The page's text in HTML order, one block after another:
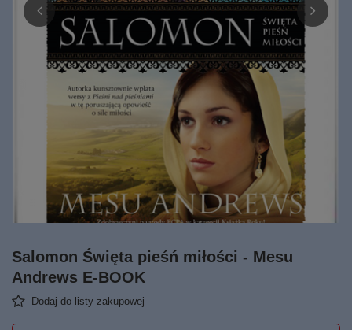
Salomon Święta pieśń miłości - Mesu
Andrews E-BOOK
Dodaj do listy zakupowej